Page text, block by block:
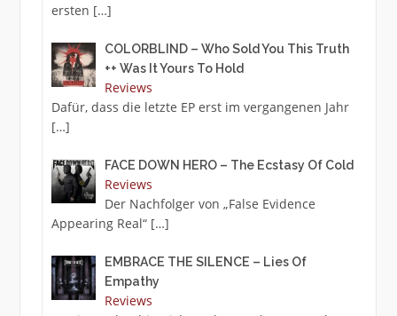
ersten […]
COLORBLIND – Who Sold You This Truth
++ Was It Yours To Hold
Reviews
Dafür, dass die letzte EP erst im vergangenen Jahr
[…]
FACE DOWN HERO – The Ecstasy Of Cold
Reviews
Der Nachfolger von „False Evidence
Appearing Real“ […]
EMBRACE THE SILENCE – Lies Of
Empathy
Reviews